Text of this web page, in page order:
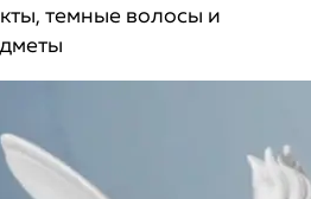
темные волосы и